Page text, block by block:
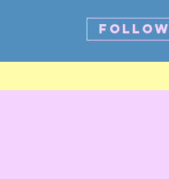
Follow